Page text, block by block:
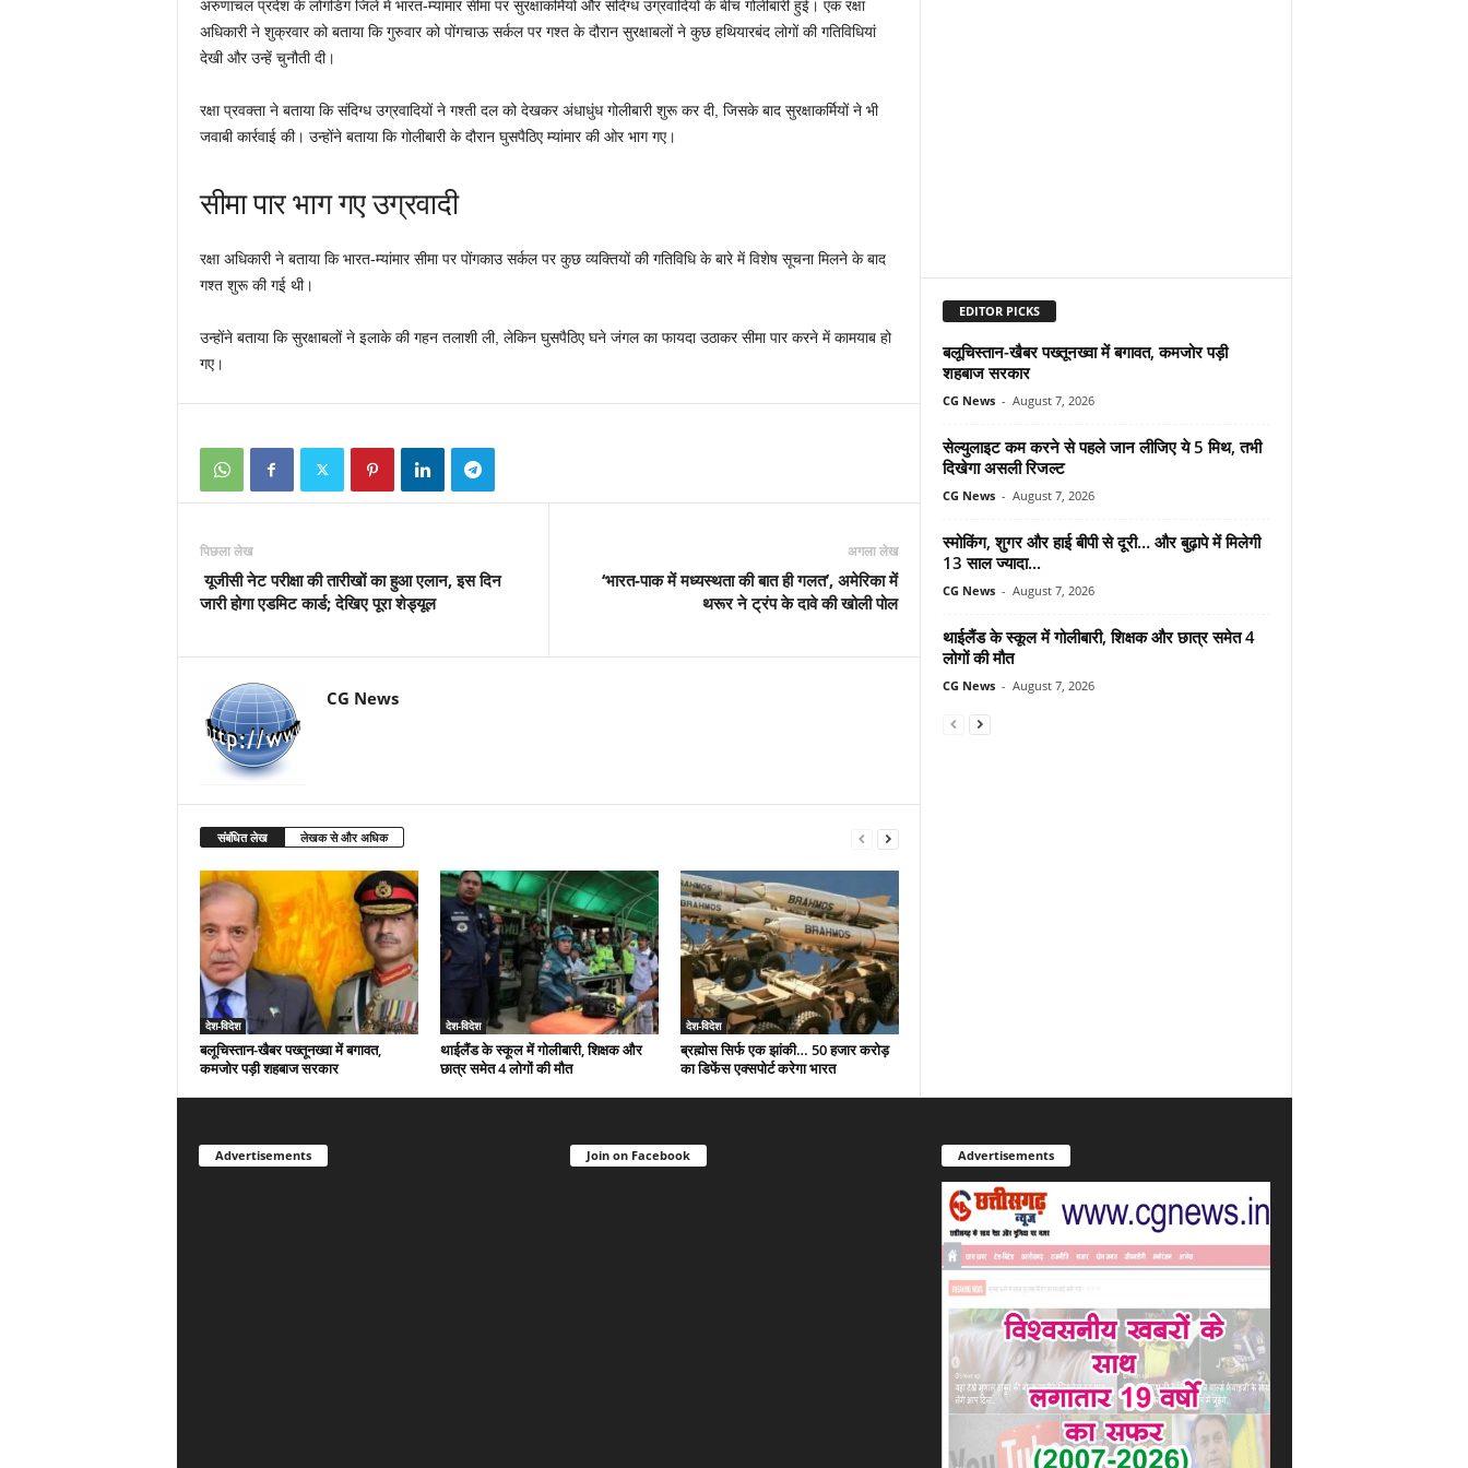
अरुणाचल प्रदेश के लोंगडिंग जिले में भारत-म्यांमार सीमा पर सुरक्षाकर्मियों और संदिग्ध उग्रवादियों के बीच गोलीबारी हुई। एक रक्षा
अधिकारी ने शुक्रवार को बताया कि गुरुवार को पोंगचाऊ सर्कल पर गश्त के दौरान सुरक्षाबलों ने कुछ हथियारबंद लोगों की गतिविधियां
देखी और उन्हें चुनौती दी।
रक्षा प्रवक्ता ने बताया कि संदिग्ध उग्रवादियों ने गश्ती दल को देखकर अंधाधुंध गोलीबारी शुरू कर दी, जिसके बाद सुरक्षाकर्मियों ने भी
जवाबी कार्रवाई की। उन्होंने बताया कि गोलीबारी के दौरान घुसपैठिए म्यांमार की ओर भाग गए।
सीमा पार भाग गए उग्रवादी
रक्षा अधिकारी ने बताया कि भारत-म्यांमार सीमा पर पोंगकाउ सर्कल पर कुछ व्यक्तियों की गतिविधि के बारे में विशेष सूचना मिलने के बाद
गश्त शुरू की गई थी।
उन्होंने बताया कि सुरक्षाबलों ने इलाके की गहन तलाशी ली, लेकिन घुसपैठिए घने जंगल का फायदा उठाकर सीमा पार करने में कामयाब हो
गए।
पिछला लेख
यूजीसी नेट परीक्षा की तारीखों का हुआ एलान, इस दिन
जारी होगा एडमिट कार्ड; देखिए पूरा शेड्यूल
अगला लेख
‘भारत-पाक में मध्यस्थता की बात ही गलत’, अमेरिका में
थरूर ने ट्रंप के दावे की खोली पोल
CG News
संबंधित लेख लेखक से और अधिक
देश-विदेश
बलूचिस्तान-खैबर पख्तूनख्वा में बगावत,
कमजोर पड़ी शहबाज सरकार
देश-विदेश
थाईलैंड के स्कूल में गोलीबारी, शिक्षक और
छात्र समेत 4 लोगों की मौत
देश-विदेश
ब्रह्मोस सिर्फ एक झांकी… 50 हजार करोड़
का डिफेंस एक्सपोर्ट करेगा भारत
EDITOR PICKS
बलूचिस्तान-खैबर पख्तूनख्वा में बगावत, कमजोर पड़ी
शहबाज सरकार
CG News - August 7, 2026
सेल्युलाइट कम करने से पहले जान लीजिए ये 5 मिथ, तभी
दिखेगा असली रिजल्ट
CG News - August 7, 2026
स्मोकिंग, शुगर और हाई बीपी से दूरी… और बुढ़ापे में मिलेगी
13 साल ज्यादा...
CG News - August 7, 2026
थाईलैंड के स्कूल में गोलीबारी, शिक्षक और छात्र समेत 4
लोगों की मौत
CG News - August 7, 2026
Advertisements Join on Facebook Advertisements